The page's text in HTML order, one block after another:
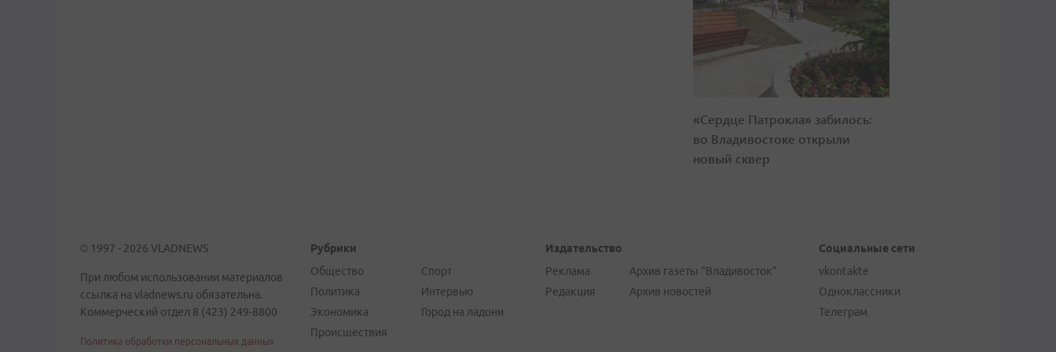
«Сердце Патрокла» забилось:
во Владивостоке открыли
новый сквер
© 1997 - 2026 VLADNEWS
При любом использовании материалов
ссылка на vladnews.ru обязательна.
Коммерческий отдел 8 (423) 249-8800
Политика обработки персональных данных
Рубрики
Общество
Политика
Экономика
Происшествия
Спорт
Интервью
Город на ладони
Издательство
Реклама
Редакция
Архив газеты "Владивосток"
Архив новостей
Социальные сети
vkontakte
Одноклассники
Телеграм